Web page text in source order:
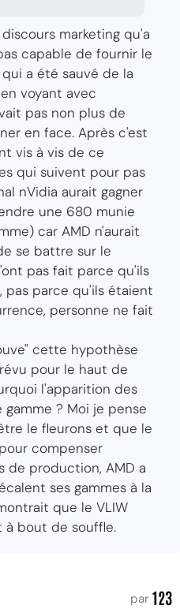
marketing qu'a
capable de fournir le
a été sauvé de la
voyant avec
pas non plus de
en face. Après c'est
vis à vis de ce
qui suivent pour pas
nVidia aurait gagner
une 680 munie
car AMD n'aurait
se battre sur le
pas fait parce qu'ils
pas parce qu'ils étaient
personne ne fait
cette hypothèse
pour le haut de
l'apparition des
? Moi je pense
le fleurons et que le
compenser
de production, AMD a
ses gammes à la
que le VLIW
à bout de souffle.
par 123